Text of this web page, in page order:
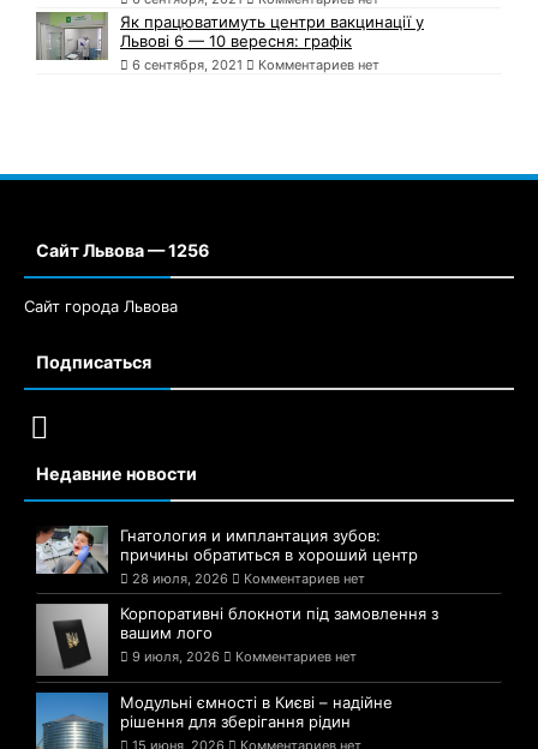
Як працюватимуть центри вакцинації у
Львові 6 — 10 вересня: графік
6 сентября, 2021 Комментариев нет
Сайт Львова — 1256
Сайт города Львова
Подписаться
Недавние новости
Гнатология и имплантация зубов:
причины обратиться в хороший центр
28 июля, 2026 Комментариев нет
Корпоративні блокноти під замовлення з
вашим лого
9 июля, 2026 Комментариев нет
Модульні ємності в Києві – надійне
рішення для зберігання рідин
15 июня, 2026 Комментариев нет